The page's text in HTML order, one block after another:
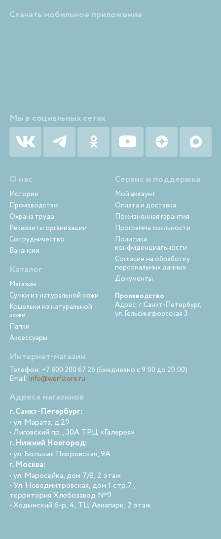
Скачать мобильное приложение
Мы в социальных сетях
О нас
История
Производство
Охрана труда
Реквизиты организации
Сотрудничество
Вакансии
Каталог
Магазин
Сумки из натуральной кожи
Кошельки из натуральной
кожи
Папки
Аксессуары
Сервис и поддержка
Мой аккаунт
Оплата и доставка
Пожизненная гарантия
Программа лояльности
Политика
конфиденциальности
Согласие на обработку
персональных данных
Документы
Производство
Адрес: г. Санкт-Петербург,
ул. Гельсингфорсская 3
Интернет-магазин
Телефон: +7 800 200 67 26 (Ежедневно с 9:00 до 20:00)
Email: info@werfstore.ru
Адреса магазинов
г. Санкт-Петербург:
• ул. Марата, д.29
• Лиговский пр., 30А ТРЦ «Галерея»
г. Нижний Новгород:
• ул. Большая Покровская, 9А
г. Москва:
• ул. Маросейка, дом 7/8, 2 этаж
• Ул. Новодмитровская, дом 1 стр.7 ,
территория Хлебозавод №9
• Ходынский б-р, 4, ТЦ Авиапарк, 2 этаж